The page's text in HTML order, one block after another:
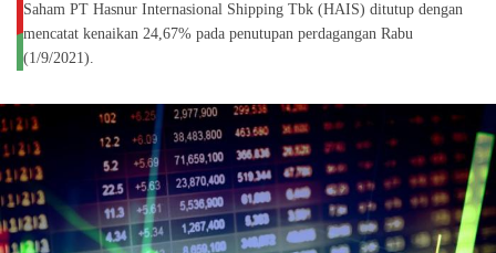
Saham PT Hasnur Internasional Shipping Tbk (HAIS) ditutup dengan
mencatat kenaikan 24,67% pada penutupan perdagangan Rabu
(1/9/2021).